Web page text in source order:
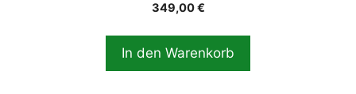
349,00€
In den Warenkorb